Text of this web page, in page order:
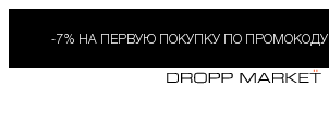
-7% НА ПЕРВУЮ ПОКУПКУ ПО ПРОМОКОДУ